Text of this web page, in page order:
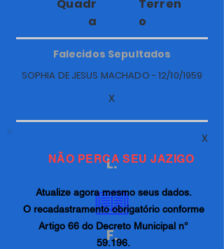
Quadr
a
Terren
o
Falecidos Sepultados
SOPHIA DE JESUS MACHADO - 12/10/1959
X
X
L.
F.
NÃO PERCA SEU JAZIGO
Atualize agora mesmo seus dados.
O recadastramento obrigatório conforme
Artigo 66 do Decreto Municipal n°
59.196.